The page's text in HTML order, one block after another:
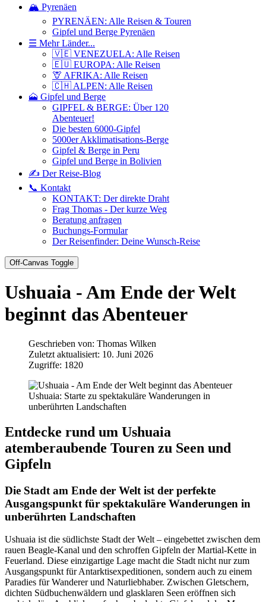
🏔️ Pyrenäen
PYRENÄEN: Alle Reisen & Touren
Gipfel und Berge Pyrenäen
☰ Mehr Länder...
🇻🇪 VENEZUELA: Alle Reisen
🇪🇺 EUROPA: Alle Reisen
🦒 AFRIKA: Alle Reisen
🇨🇭 ALPEN: Alle Reisen
🗻 Gipfel und Berge
GIPFEL & BERGE: Über 120
Abenteuer!
Die besten 6000-Gipfel
5000er Akklimatisations-Berge
Gipfel & Berge in Peru
Gipfel und Berge in Bolivien
✍️ Der Reise-Blog
📞 Kontakt
KONTAKT: Der direkte Draht
Frag Thomas - Der kurze Weg
Beratung anfragen
Buchungs-Formular
Der Reisenfinder: Deine Wunsch-Reise
Off-Canvas Toggle
Ushuaia - Am Ende der Welt
beginnt das Abenteuer
Geschrieben von: Thomas Wilken
Zuletzt aktualisiert: 10. Juni 2026
Zugriffe: 1820
Ushuaia: Starte zu spektakuläre Wanderungen in
unberührten Landschaften
Entdecke rund um Ushuaia
atemberaubende Touren zu Seen und
Gipfeln
Die Stadt am Ende der Welt ist der perfekte
Ausgangspunkt für spektakuläre Wanderungen in
unberührten Landschaften
Ushuaia ist die südlichste Stadt der Welt – eingebettet zwischen dem
rauen Beagle-Kanal und den schroffen Gipfeln der Martial-Kette in
Feuerland. Diese einzigartige Lage macht die Stadt nicht nur zum
Ausgangspunkt für Antarktisexpeditionen, sondern auch zu einem
Paradies für Wanderer und Naturliebhaber. Zwischen Gletschern,
dichten Südbuchenwäldern und glasklaren Seen eröffnen sich